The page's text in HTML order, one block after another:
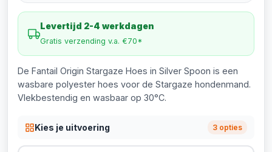
Levertijd 2-4 werkdagen
Gratis verzending v.a. €70*
De Fantail Origin Stargaze Hoes in Silver Spoon is een
wasbare polyester hoes voor de Stargaze hondenmand.
Vlekbestendig en wasbaar op 30°C.
Kies je uitvoering 3 opties